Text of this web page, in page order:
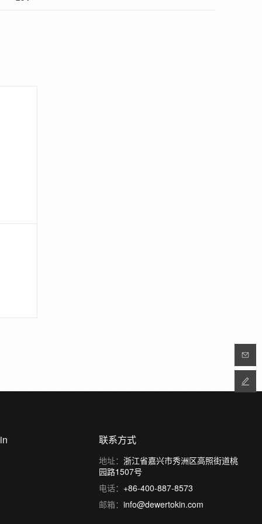
联系方式
地址：浙江省嘉兴市秀洲区高照街道桃
园路1507号
电话： +86-400-887-8573
邮箱：info@dewertokin.com